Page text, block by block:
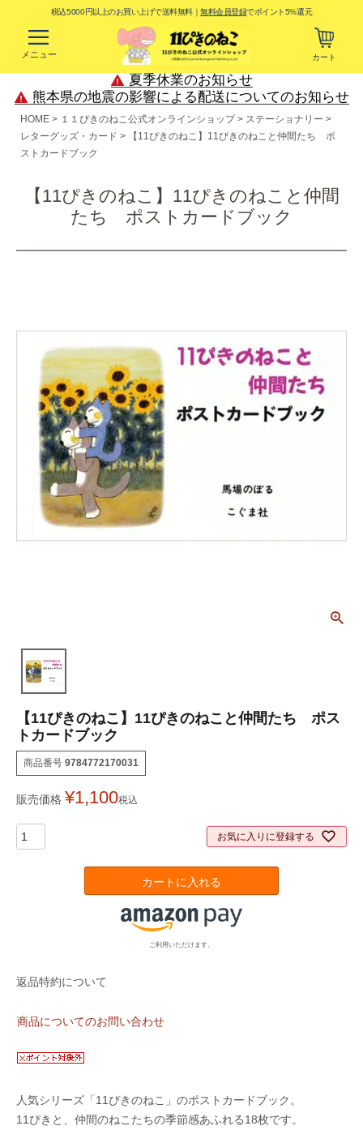
税込5000円以上のお買い上げで送料無料｜無料会員登録でポイント5%還元
メニュー カート
夏季休業のお知らせ
熊本県の地震の影響による配送についてのお知らせ
HOME １１ぴきのねこ公式オンラインショップ
ステーショナリー
レターグッズ・カード
【11ぴきのねこ】11ぴきのねこと仲間たち ポ
ストカードブック
【11ぴきのねこ】11ぴきのねこと仲間
たち ポストカードブック
【11ぴきのねこ】11ぴきのねこと仲間たち ポス
トカードブック
商品番号 9784772170031
販売価格 ¥1,100税込
お気に入りに登録する
カートに入れる
ご利用いただけます。
返品特約について
商品についてのお問い合わせ
人気シリーズ「11ぴきのねこ」のポストカードブック。
11ぴきと、仲間のねこたちの季節感あふれる18枚です。